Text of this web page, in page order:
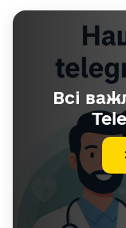
Всі